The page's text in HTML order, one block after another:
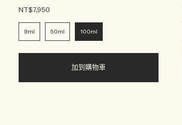
NT$7,950
9ml 50ml 100ml
加到購物車